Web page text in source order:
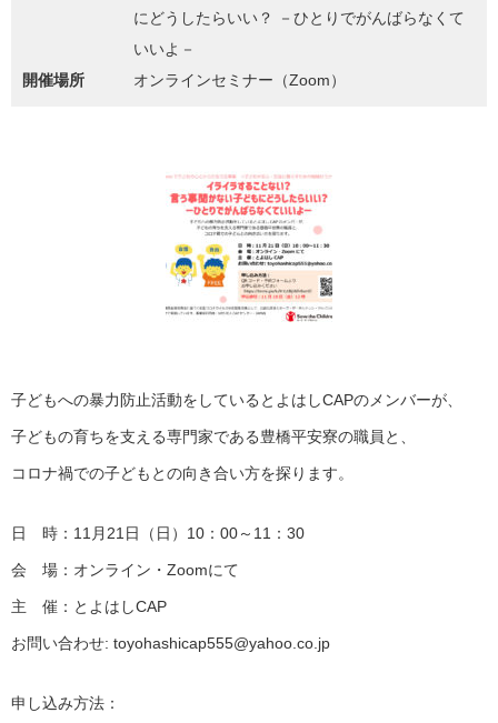
にどうしたらいい？ －ひとりでがんばらなくて
いいよ－
開催場所
オンラインセミナー（Zoom）
子どもへの暴力防止活動をしているとよはしCAPのメンバーが、
子どもの育ちを支える専門家である豊橋平安寮の職員と、
コロナ禍での子どもとの向き合い方を探ります。
日 時：11月21日（日）10：00～11：30
会 場：オンライン・Zoomにて
主 催：とよはしCAP
お問い合わせ: toyohashicap555@yahoo.co.jp
申し込み方法：